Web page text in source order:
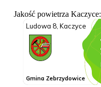
Jakość powietrza Kaczyce: